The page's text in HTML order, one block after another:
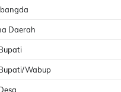
Daerah
Wabup